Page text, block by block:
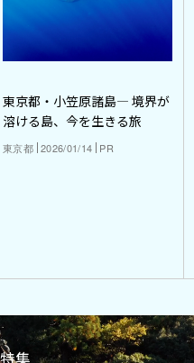
東京都・小笠原諸島― 境界が
溶ける島、今を生きる旅
東京都 2026/01/14 PR